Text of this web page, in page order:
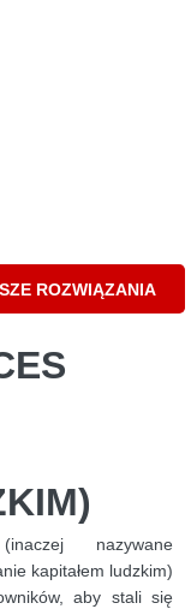
ROZWIĄZANIA
nazywane
kapitałem ludzkim)
aby stali się